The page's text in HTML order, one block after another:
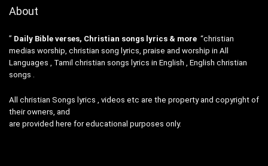
About
” Daily Bible verses, Christian songs lyrics & more “christian
medias worship, christian song lyrics, praise and worship in All
Languages , Tamil christian songs lyrics in English , English christian
songs .
All christian Songs lyrics , videos etc are the property and copyright of
their owners, and
are provided here for educational purposes only.